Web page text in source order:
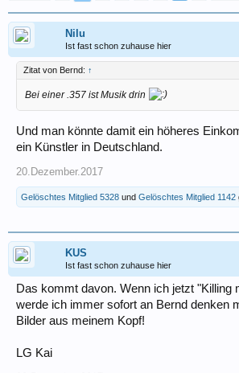
Nilu
Ist fast schon zuhause hier
Zitat von Bernd: ↑
Bei einer .357 ist Musik drin
Und man könnte damit ein höheres
ein Künstler in Deutschland.
20.Dezember.2017
Gelöschtes Mitglied 5328 und Gelöschtes Mitglied 1142
KUS
Ist fast schon zuhause hier
Das kommt davon. Wenn ich jetzt "Killing
werde ich immer sofort an Bernd denken
Bilder aus meinem Kopf!
LG Kai